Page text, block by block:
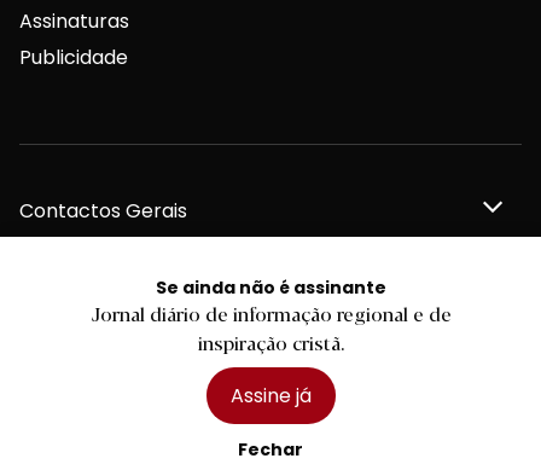
Se ainda não é assinante
Jornal diário de informação regional e de
inspiração cristã.
Assine já
Fechar
Assinaturas
Publicidade
Contactos Gerais
Redação
Departamento Comercial